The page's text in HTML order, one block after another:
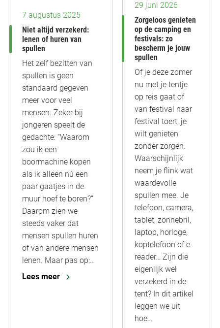
7 augustus 2025
Niet altijd verzekerd:
lenen of huren van
spullen
Het zelf bezitten van
spullen is geen
standaard gegeven
meer voor veel
mensen. Zeker bij
jongeren speelt de
gedachte: “Waarom
zou ik een
boormachine kopen
als ik alleen nú een
paar gaatjes in de
muur hoef te boren?”
Daarom zien we
steeds vaker dat
mensen spullen huren
of van andere mensen
lenen. Maar pas op:…
Lees meer
29 juni 2026
Zorgeloos genieten
op de camping en
festivals: zo
bescherm je jouw
spullen
Of je deze zomer
nu met je tentje
op reis gaat of
van festival naar
festival toert, je
wilt genieten
zonder zorgen.
Waarschijnlijk
neem je flink wat
waardevolle
spullen mee. Je
telefoon, camera,
tablet, zonnebril,
laptop, horloge,
koptelefoon of e-
reader… Zijn die
eigenlijk wel
verzekerd in de
tent? In dit artikel
leggen we uit
hoe…